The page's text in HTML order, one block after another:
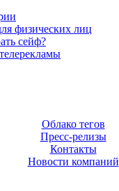
физических лиц
сейф?
Облако тегов
Пресс-релизы
Контакты
Новости компаний